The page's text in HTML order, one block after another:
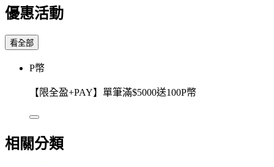
優惠活動
看全部
P幣
【限全盈+PAY】單筆滿$5000送100P幣
相關分類